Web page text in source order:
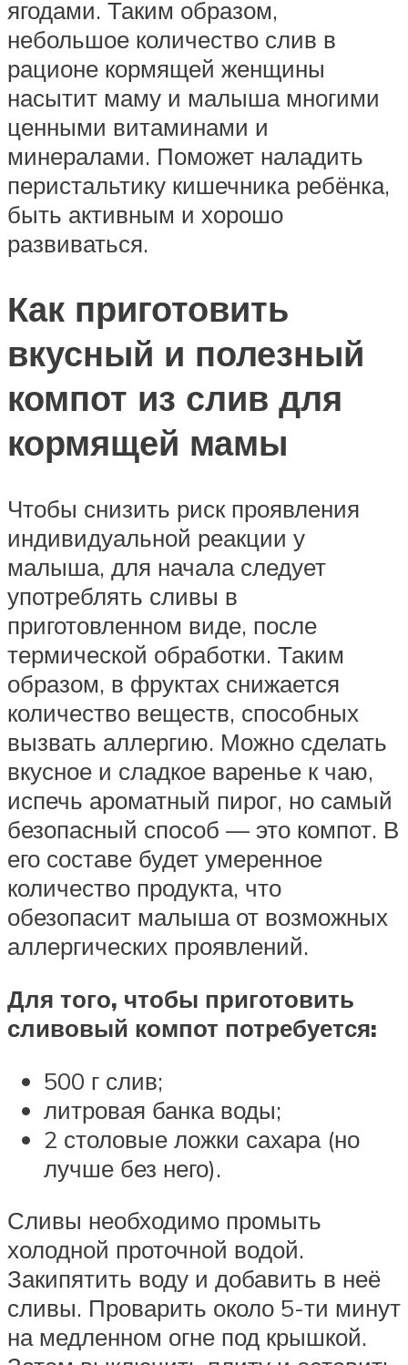
ягодами. Таким образом,
небольшое количество слив в
рационе кормящей женщины
насытит маму и малыша многими
ценными витаминами и
минералами. Поможет наладить
перистальтику кишечника ребёнка,
быть активным и хорошо
развиваться.
Как приготовить
вкусный и полезный
компот из слив для
кормящей мамы
Чтобы снизить риск проявления
индивидуальной реакции у
малыша, для начала следует
употреблять сливы в
приготовленном виде, после
термической обработки. Таким
образом, в фруктах снижается
количество веществ, способных
вызвать аллергию. Можно сделать
вкусное и сладкое варенье к чаю,
испечь ароматный пирог, но самый
безопасный способ — это компот. В
его составе будет умеренное
количество продукта, что
обезопасит малыша от возможных
аллергических проявлений.
Для того, чтобы приготовить
сливовый компот потребуется:
500 г слив;
литровая банка воды;
2 столовые ложки сахара (но
лучше без него).
Сливы необходимо промыть
холодной проточной водой.
Закипятить воду и добавить в неё
сливы. Проварить около 5-ти минут
на медленном огне под крышкой.